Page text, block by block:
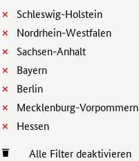
Schleswig-Holstein
Nordrhein-Westfalen
Sachsen-Anhalt
Bayern
Berlin
Mecklenburg-Vorpommern
Hessen
Alle Filter deaktivieren